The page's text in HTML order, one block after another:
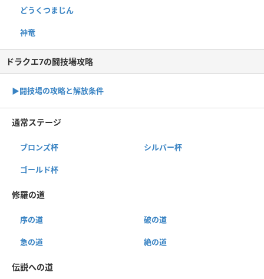
どうくつまじん
神竜
ドラクエ7の闘技場攻略
▶︎闘技場の攻略と解放条件
通常ステージ
ブロンズ杯 シルバー杯
ゴールド杯
修羅の道
序の道 破の道
急の道 絶の道
伝説への道